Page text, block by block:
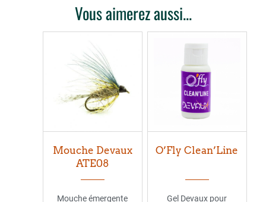
Vous aimerez aussi...
Mouche Devaux
ATE08
Mouche émergente
O’Fly Clean’Line
Gel Devaux pour